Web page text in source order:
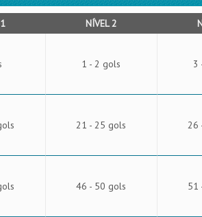
NÍVEL 2
1 - 2 gols 3
21 - 25 gols 26
46 - 50 gols 51